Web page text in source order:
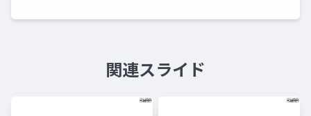
関連スライド